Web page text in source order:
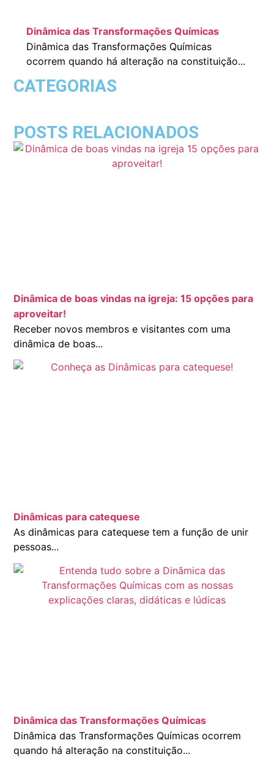
Dinâmica das Transformações Químicas
Dinâmica das Transformações Químicas
ocorrem quando há alteração na constituição...
CATEGORIAS
POSTS RELACIONADOS
Dinâmica de boas vindas na igreja: 15 opções para
aproveitar!
Receber novos membros e visitantes com uma
dinâmica de boas...
Dinâmicas para catequese
As dinâmicas para catequese tem a função de unir
pessoas...
Dinâmica das Transformações Químicas
Dinâmica das Transformações Químicas ocorrem
quando há alteração na constituição...